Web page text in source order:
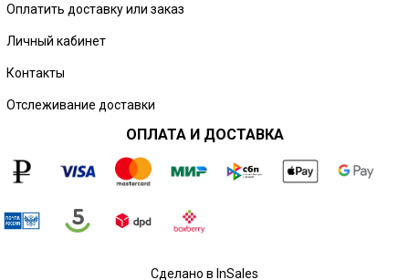
Оплатить доставку или заказ
Личный кабинет
Контакты
Отслеживание доставки
ОПЛАТА И ДОСТАВКА
Сделано в InSales